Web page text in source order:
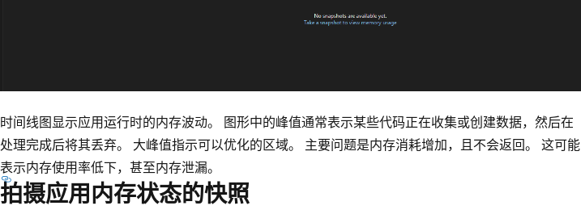
时间线图显示应用运行时的内存波动。 图形中的峰值通常表示某些代码正在收集或创建数据，然后在
处理完成后将其丢弃。 大峰值指示可以优化的区域。 主要问题是内存消耗增加，且不会返回。 这可能
表示内存使用率低下，甚至内存泄漏。
拍摄应用内存状态的快照